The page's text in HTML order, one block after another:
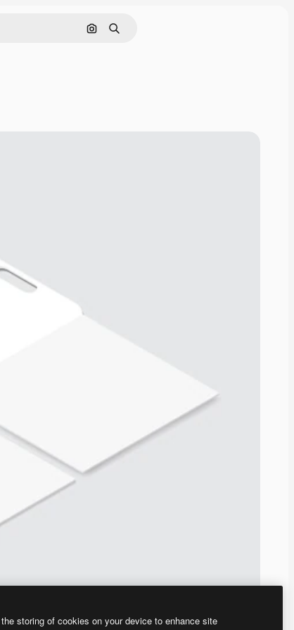
Поиск по изображению
Поиск
storing of cookies on your device to enhance site